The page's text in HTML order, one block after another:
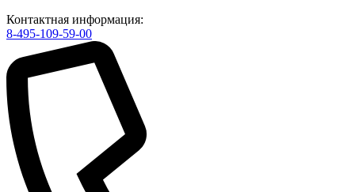
Контактная информация:
8-495-109-59-00